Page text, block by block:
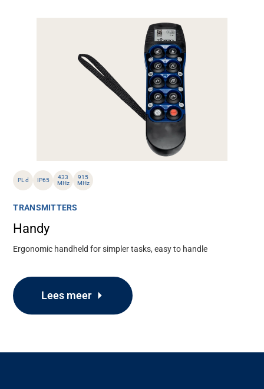
PL d IP65
433
MHz
915
MHz
TRANSMITTERS
Handy
Ergonomic handheld for simpler tasks, easy to handle
Lees meer